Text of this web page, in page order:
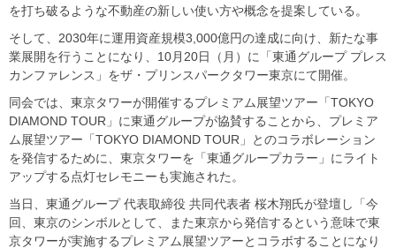
を打ち破るような不動産の新しい使い方や概念を提案している。
そして、2030年に運用資産規模3,000億円の達成に向け、新たな事
業展開を行うことになり、10月20日（月）に「東通グループ プレス
カンファレンス」をザ・プリンスパークタワー東京にて開催。
同会では、東京タワーが開催するプレミアム展望ツアー「TOKYO
DIAMOND TOUR」に東通グループが協賛することから、プレミア
ム展望ツアー「TOKYO DIAMOND TOUR」とのコラボレーション
を発信するために、東京タワーを「東通グループカラー」にライト
アップする点灯セレモニーも実施された。
当日、東通グループ 代表取締役 共同代表者 桜木翔氏が登壇し「今
回、東京のシンボルとして、また東京から発信するという意味で東
京タワーが実施するプレミアム展望ツアーとコラボすることになり